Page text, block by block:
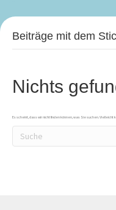
Beiträge mit dem
Nichts
Es scheint, dass wir nicht finden können, was Sie suchen. Vielleicht